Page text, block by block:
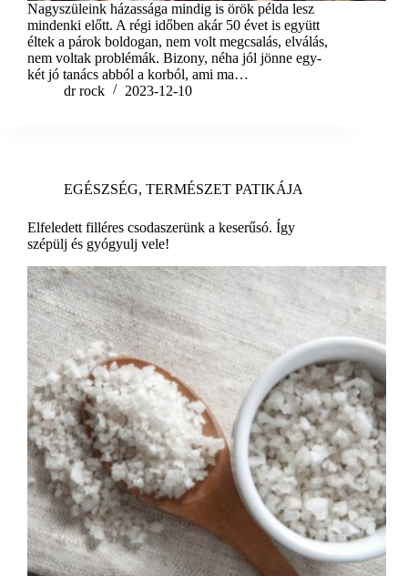
Nagyszüleink házassága mindig is örök példa lesz
mindenki előtt. A régi időben akár 50 évet is együtt
éltek a párok boldogan, nem volt megcsalás, elválás,
nem voltak problémák. Bizony, néha jól jönne egy-
két jó tanács abból a korból, ami ma…
dr rock
2023-12-10
EGÉSZSÉG, TERMÉSZET PATIKÁJA
Elfeledett filléres csodaszerünk a keserűsó. Így
szépülj és gyógyulj vele!